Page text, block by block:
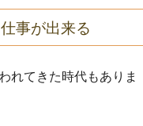
事が出来る
れてきた時代もありま